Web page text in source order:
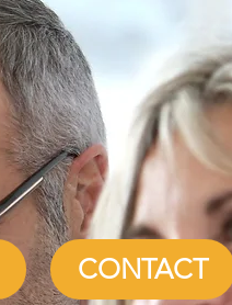
CONTACT